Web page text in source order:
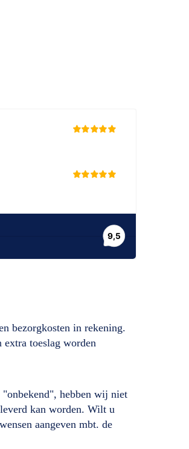
bezorgkosten in rekening.
toeslag worden
hebben wij niet
kan worden. Wilt u
aangeven mbt. de